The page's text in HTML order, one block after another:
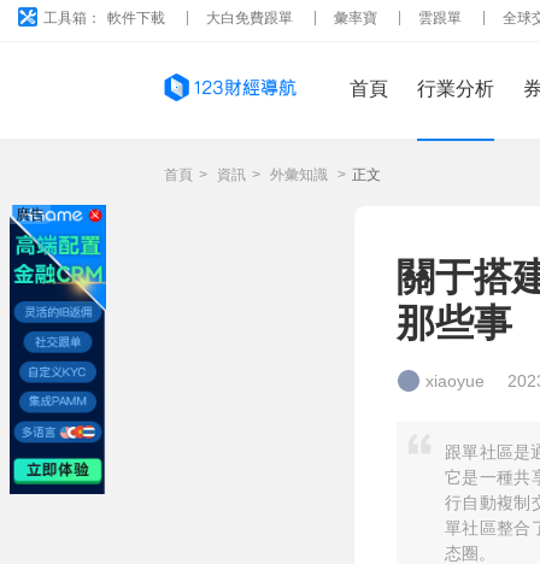
工具箱： 軟件下載 大白免費跟單 彙率寶 雲跟單 全球
首頁 行業分析
首頁 > 資訊 > 外彙知識 > 正文
關于搭
那些事
xiaoyue
跟單社區是
它是一種共
行自動複制
單社區整合
态圈。
廣告